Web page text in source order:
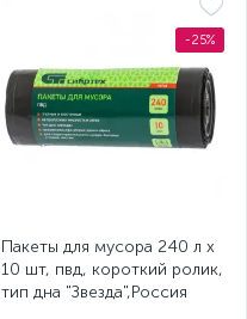
-25%
Пакеты для мусора 240 л x
10 шт, пвд, короткий ролик,
тип дна "Звезда",Россия